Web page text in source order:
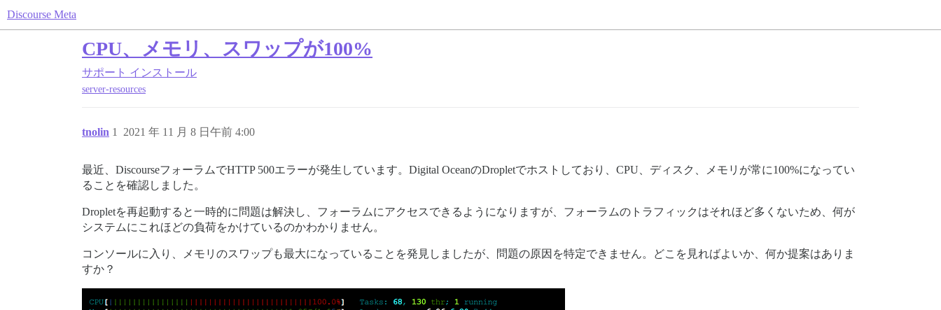
Discourse Meta
CPU、メモリ、スワップが100%
サポート インストール
server-resources
tnolin 2021 年 11 月 8 日午前 4:00
1
最近、DiscourseフォーラムでHTTP 500エラーが発生しています。Digital OceanのDropletでホストしており、CPU、ディスク、メモリが常に100%になってい
ることを確認しました。
Dropletを再起動すると一時的に問題は解決し、フォーラムにアクセスできるようになりますが、フォーラムのトラフィックはそれほど多くないため、何が
システムにこれほどの負荷をかけているのかわかりません。
コンソールに入り、メモリのスワップも最大になっていることを発見しましたが、問題の原因を特定できません。どこを見ればよいか、何か提案はありま
すか？